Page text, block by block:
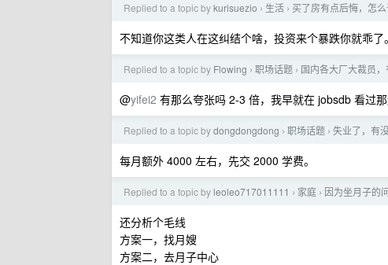
Replied to a topic bykurisuezio › 生活 › 买了房有点后悔，怎么
不知道你这类人在这纠结个啥，投资来个暴跌你就乖了。
Replied to a topic by Flowing › 职场话题 › 国内各大厂大裁员，
@yifei2 有那么夸张吗 2-3 倍，我早就在 jobsdb 看过
Replied to a topic bydongdongdong › 职场话题 › 失业了，有
每月额外 4000 左右，先交 2000 学费。
Replied to a topic by leoleo717011111 › 家庭 › 因为坐月子的
还分析个毛线
方案一，找月嫂
方案二，去月子中心